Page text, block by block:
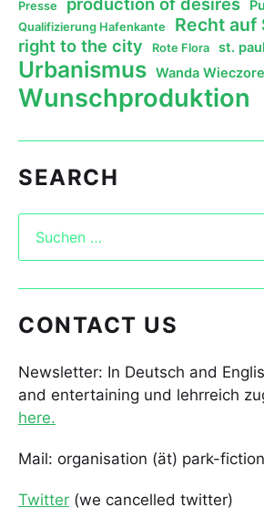
Presse
Qualifizierung Hafenkante Recht auf
right to the city Rote Flora st.
Urbanismus Wanda
Wunschproduktion
SEARCH
CONTACT US
Newsletter: In Deutsch and
and entertaining und lehrreich
here.
Mail: organisation (ät) park-
Twitter (we cancelled twitter)